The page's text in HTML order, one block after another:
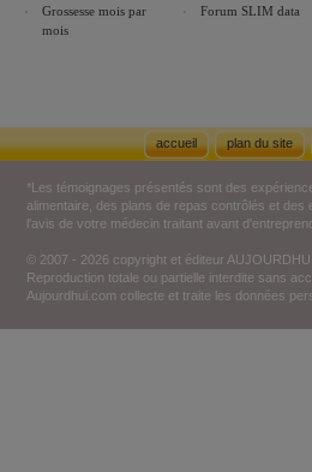
Grossesse mois par
mois
Forum SLIM data
accueil plan du site
*Les témoignages présentés sont des
alimentaire, des plans de repas contrôlés et
l'avis de votre médecin traitant avant
© 2007 - 2026 copyright et éditeur
Reproduction totale ou partielle interdite sans
Aujourdhui.com collecte et traite les données